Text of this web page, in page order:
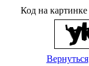
Код на картинке
Вернуться